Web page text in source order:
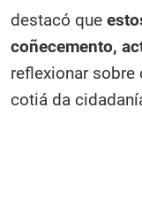
destacó que
coñecemento,
reflexionar sobre
cotiá da